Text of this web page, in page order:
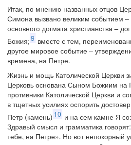
Итак, по мнению названных отцов
Симона вызвано великим событием
основного догмата христианства –
Божия;9 вместе с тем,
другое мировое событие –
времена, на Петре.
Жизнь и мощь Католической Церкви
Церковь основана Сыном Божиим на
противники Католической Церкви и
в тщетных усилиях оспорить
Петр (камень) 10 и на сем камне Я
Здравый смысл и грамматика
тебе, на Петре». Но вот непокорный